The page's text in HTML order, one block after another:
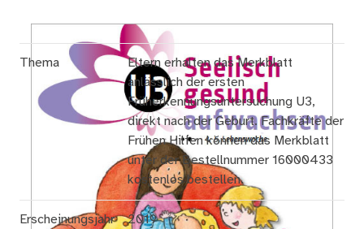
Thema
Eltern erhalten das Merkblatt
anlässlich der ersten
Früherkennungsuntersuchung U3,
direkt nach der Geburt. Fachkräfte der
Frühen Hilfen können das Merkblatt
unter der Bestellnummer 16000433
kostenlos bestellen.
Erscheinungsjahr 2019